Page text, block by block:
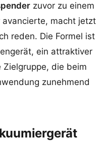
zuvor zu einem
macht jetzt
reden. Die Formel ist
ein attraktiver
Zielgruppe, die beim
zunehmend